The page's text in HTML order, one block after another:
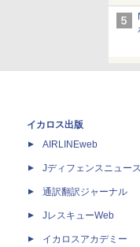
イカロス出版
AIRLINEweb
Jディフェンスニュー
通訳翻訳ジャーナル
JレスキューWeb
イカロスアカデミー